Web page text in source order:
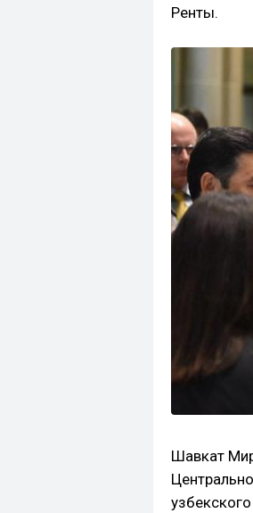
Ренты.
Шавкат